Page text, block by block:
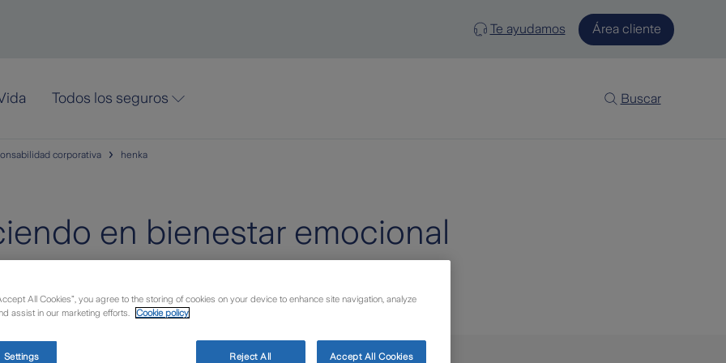
Te ayudamos Área cliente
Todos los seguros Buscar
corporativa henka
en bienestar emocional
All Cookies”, you agree to the storing of cookies on your device to enhance site navigation, analyze
assist in our marketing efforts.
Cookie policy
Settings Reject All Accept All Cookies